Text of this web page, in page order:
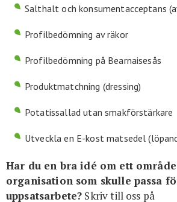
Salthalt och konsumentacceptans
Profilbedömning av räkor
Profilbedömning på Bearnaisesås
Produktmatchning (dressing)
Potatissallad utan smakförstärkare
Utveckla en E-kost matsedel
Har du en bra idé om ett
organisation som skulle passa
uppsatsarbete? Skriv till oss på